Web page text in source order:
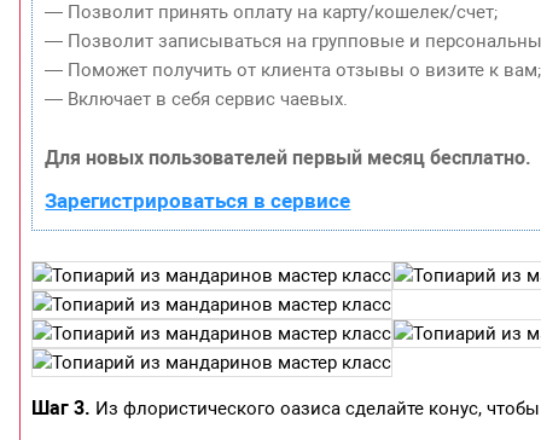
— Позволит принять оплату на карту/кошелек/счет;
— Позволит записываться на групповые и
— Поможет получить от клиента отзывы о визите к вам;
— Включает в себя сервис чаевых.
Для новых пользователей первый месяц бесплатно.
Зарегистрироваться в сервисе
Шаг 3. Из флористического оазиса сделайте конус,